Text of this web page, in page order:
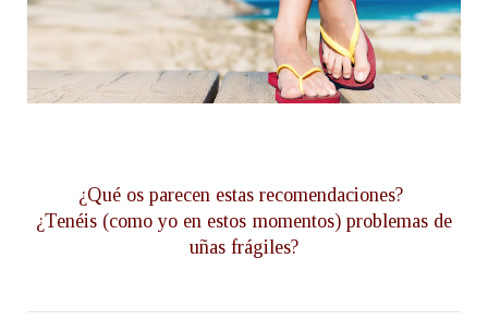
¿Qué os parecen estas recomendaciones?
¿Tenéis (como yo en estos momentos) problemas de
uñas frágiles?